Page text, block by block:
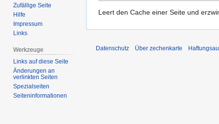
Leert den Cache einer Seite und
Zufällige Seite
Hilfe
Impressum
Links
Werkzeuge
Links auf diese Seite
Änderungen an
verlinkten Seiten
Spezialseiten
Seiten­­informationen
Datenschutz Über zechenkarte